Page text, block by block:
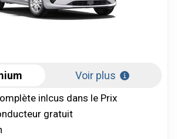
Voir plus
inlcus dans le Prix
gratuit